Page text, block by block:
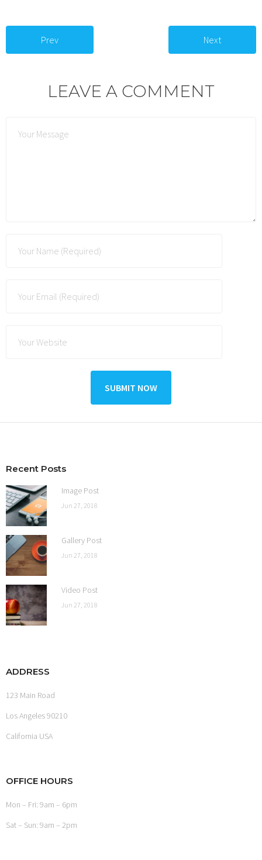
Prev Next
LEAVE A COMMENT
Recent Posts
Image Post
Jun 27, 2018
Gallery Post
Jun 27, 2018
Video Post
Jun 27, 2018
ADDRESS
123 Main Road
Los Angeles 90210
California USA
OFFICE HOURS
Mon – Fri: 9am – 6pm
Sat – Sun: 9am – 2pm